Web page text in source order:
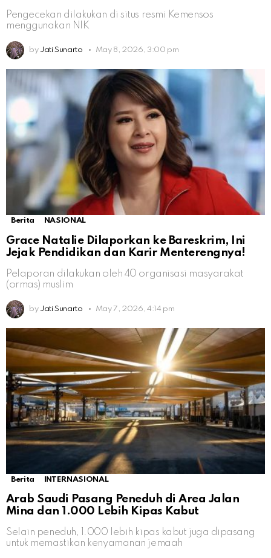
Pengecekan dilakukan di situs resmi Kemensos
menggunakan NIK
by Jati Sunarto May 8, 2026, 3:00 pm
Berita NASIONAL
Grace Natalie Dilaporkan ke Bareskrim, Ini
Jejak Pendidikan dan Karir Menterengnya!
Pelaporan dilakukan oleh 40 organisasi masyarakat
(ormas) muslim
by Jati Sunarto May 7, 2026, 4:14 pm
Berita INTERNASIONAL
Arab Saudi Pasang Peneduh di Area Jalan
Mina dan 1.000 Lebih Kipas Kabut
Selain peneduh, 1.000 lebih kipas kabut juga dipasang
untuk memastikan kenyamanan jemaah